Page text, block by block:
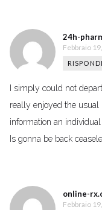
24h-
Febbraio
RISPONDI
I simply could not
really enjoyed the usual
information an
Is gonna be back
online-
Febbraio